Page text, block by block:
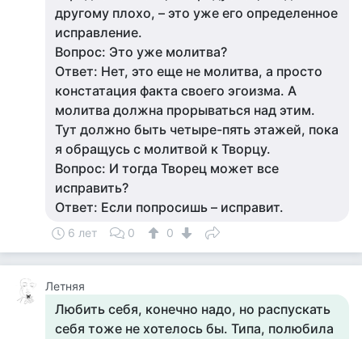
другому плохо, – это уже его определенное
исправление.
Вопрос: Это уже молитва?
Ответ: Нет, это еще не молитва, а просто
констатация факта своего эгоизма. А
молитва должна прорываться над этим.
Тут должно быть четыре-пять этажей, пока
я обращусь с молитвой к Творцу.
Вопрос: И тогда Творец может все
исправить?
Ответ: Если попросишь – исправит.
6 лет 0 0
Летняя
Любить себя, конечно надо, но распускать
себя тоже не хотелось бы. Типа, полюбила